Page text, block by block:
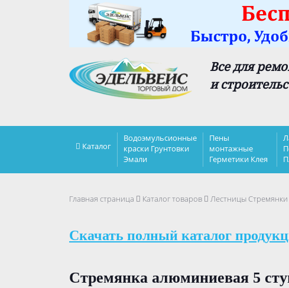
Все для
и
Каталог
Водоэмульсионные
краски Грунтовки
Эмали
Пены
монтажные
Герметики Клея
Главная страница Каталог товаров Лестницы Стремянки
Скачать полный каталог
Стремянка алюминиевая 5